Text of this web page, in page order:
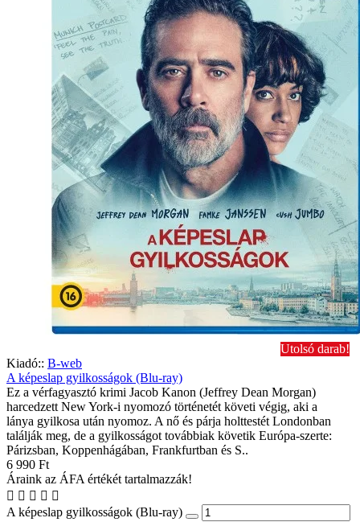
Utolsó darab!
Kiadó:: B-web
A képeslap gyilkosságok (Blu-ray)
Ez a vérfagyasztó krimi Jacob Kanon (Jeffrey Dean Morgan)
harcedzett New York-i nyomozó történetét követi végig, aki a
lánya gyilkosa után nyomoz. A nő és párja holttestét Londonban
találják meg, de a gyilkosságot továbbiak követik Európa-szerte:
Párizsban, Koppenhágában, Frankfurtban és S..
6 990 Ft
Áraink az ÁFA értékét tartalmazzák!
A képeslap gyilkosságok (Blu-ray)